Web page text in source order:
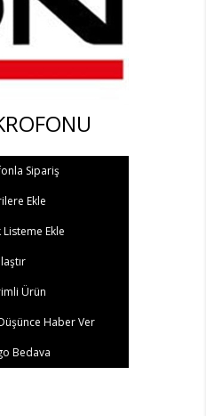
Sipariş
Ekle
Listeme Ekle
Ürün
Haber Ver
Bedava